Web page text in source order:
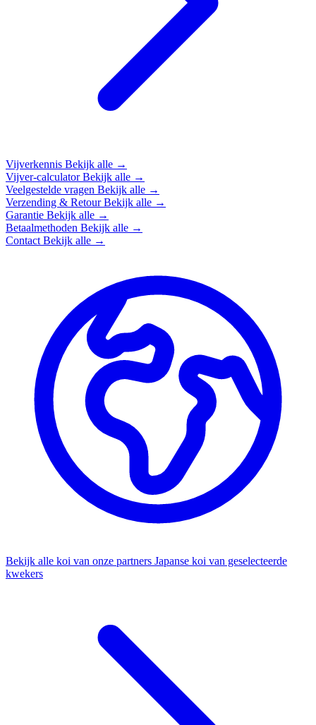
Vijverkennis Bekijk alle →
Vijver-calculatorBekijk alle →
Veelgestelde vragen Bekijk alle →
Verzending & RetourBekijk alle →
Garantie Bekijk alle →
Betaalmethoden Bekijk alle →
Contact Bekijk alle →
Bekijk alle koi van onze partners Japanse koi van geselecteerde
kwekers